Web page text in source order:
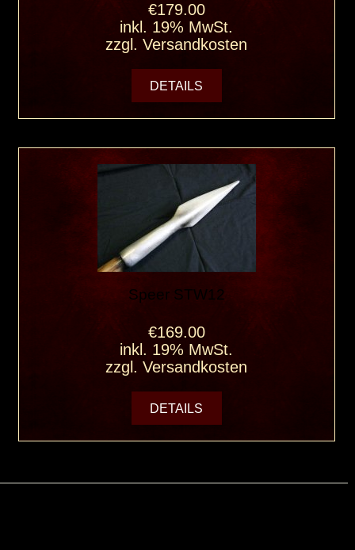
€179.00
inkl. 19% MwSt.
zzgl.Versandkosten
DETAILS
Speer STW12
€169.00
inkl. 19% MwSt.
zzgl.Versandkosten
DETAILS